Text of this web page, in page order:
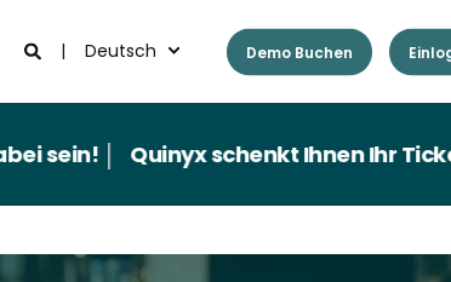
Deutsch Demo Buchen
Quinyx schenkt Ihnen Ihr Ticket für die